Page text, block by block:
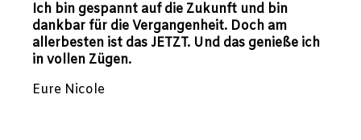
Ich bin gespannt auf die Zukunft und bin
dankbar für die Vergangenheit. Doch am
allerbesten ist das JETZT. Und das genieße ich
in vollen Zügen.
Eure Nicole